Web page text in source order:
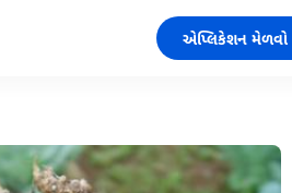
એપ્લિકેશન મેળવો